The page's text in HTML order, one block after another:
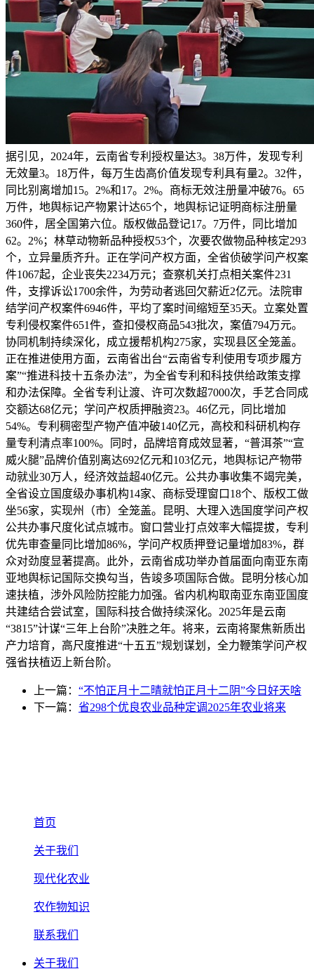
据引见，2024年，云南省专利授权量达3。38万件，发现专利
无效量3。18万件，每万生齿高价值发现专利具有量2。32件，
同比别离增加15。2%和17。2%。商标无效注册量冲破76。65
万件，地舆标记产物累计达65个，地舆标记证明商标注册量
360件，居全国第六位。版权做品登记17。7万件，同比增加
62。2%；林草动物新品种授权53个，次要农做物品种核定293
个，立异量质齐升。正在学问产权方面，全省侦破学问产权案
件1067起，企业丧失2234万元；查察机关打点相关案件231
件，支撑诉讼1700余件，为劳动者逃回欠薪近2亿元。法院审
结学问产权案件6946件，平均了案时间缩短至35天。立案处置
专利侵权案件651件，查扣侵权商品543批次，案值794万元。
协同机制持续深化，成立援帮机构275家，实现县区全笼盖。
正在推进使用方面，云南省出台“云南省专利使用专项步履方
案”“推进科技十五条办法”，为全省专利和科技供给政策支撑
和办法保障。全省专利让渡、许可次数超7000次，手艺合同成
交额达68亿元；学问产权质押融资23。46亿元，同比增加
54%。专利稠密型产物产值冲破140亿元，高校和科研机构存
量专利清点率100%。同时，品牌培育成效显著，“普洱茶”“宣
威火腿”品牌价值别离达692亿元和103亿元，地舆标记产物带
动就业30万人，经济效益超40亿元。公共办事收集不竭完美，
全省设立国度级办事机构14家、商标受理窗口18个、版权工做
坐56家，实现州（市）全笼盖。昆明、大理入选国度学问产权
公共办事尺度化试点城市。窗口营业打点效率大幅提拔，专利
优先审查量同比增加86%，学问产权质押登记量增加83%，群
众对劲度显著提高。此外，云南省成功举办首届面向南亚东南
亚地舆标记国际交换勾当，告竣多项国际合做。昆明分核心加
速扶植，涉外风险防控能力加强。省内机构取南亚东南亚国度
共建结合尝试室，国际科技合做持续深化。2025年是云南
“3815”计谋“三年上台阶”决胜之年。将来，云南将聚焦新质出
产力培育，高尺度推进“十五五”规划谋划，全力鞭策学问产权
强省扶植迈上新台阶。
上一篇： “不怕正月十二晴就怕正月十二阴”今日好天啥
下一篇： 省298个优良农业品种定调2025年农业将来
首页
关于我们
现代化农业
农作物知识
联系我们
关于我们